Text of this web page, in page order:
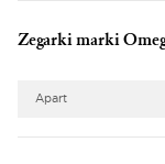
Zegarki marki
Apart